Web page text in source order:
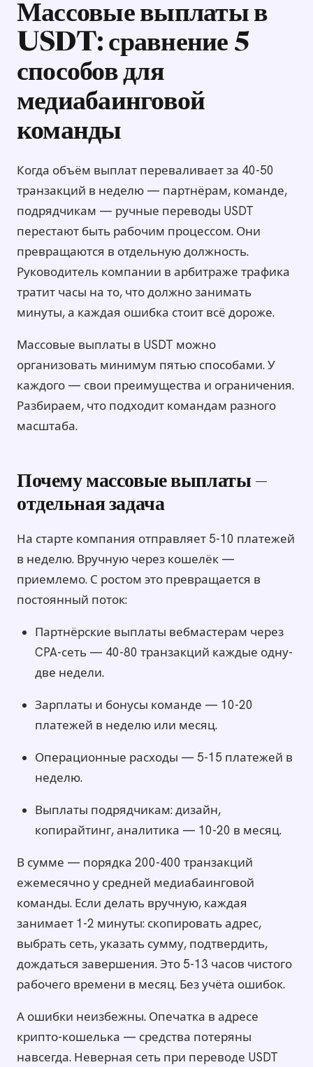
Массовые выплаты в
USDT: сравнение 5
способов для
медиабаинговой
команды
Когда объём выплат переваливает за 40-50
транзакций в неделю — партнёрам, команде,
подрядчикам — ручные переводы USDT
перестают быть рабочим процессом. Они
превращаются в отдельную должность.
Руководитель компании в арбитраже трафика
тратит часы на то, что должно занимать
минуты, а каждая ошибка стоит всё дороже.
Массовые выплаты в USDT можно
организовать минимум пятью способами. У
каждого — свои преимущества и ограничения.
Разбираем, что подходит командам разного
масштаба.
Почему массовые выплаты —
отдельная задача
На старте компания отправляет 5-10 платежей
в неделю. Вручную через кошелёк —
приемлемо. С ростом это превращается в
постоянный поток:
Партнёрские выплаты вебмастерам через
CPA-сеть — 40-80 транзакций каждые одну-
две недели.
Зарплаты и бонусы команде — 10-20
платежей в неделю или месяц.
Операционные расходы — 5-15 платежей в
неделю.
Выплаты подрядчикам: дизайн,
копирайтинг, аналитика — 10-20 в месяц.
В сумме — порядка 200-400 транзакций
ежемесячно у средней медиабаинговой
команды. Если делать вручную, каждая
занимает 1-2 минуты: скопировать адрес,
выбрать сеть, указать сумму, подтвердить,
дождаться завершения. Это 5-13 часов чистого
рабочего времени в месяц. Без учёта ошибок.
А ошибки неизбежны. Опечатка в адресе
крипто-кошелька — средства потеряны
навсегда. Неверная сеть при переводе USDT